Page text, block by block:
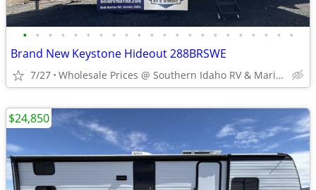
• • • • • • • • • • • • • • • • • • • • • •
Brand New Keystone Hideout 288BRSWE
7/27 Wholesale Prices @ Southern Idaho RV & Marine
$24,850